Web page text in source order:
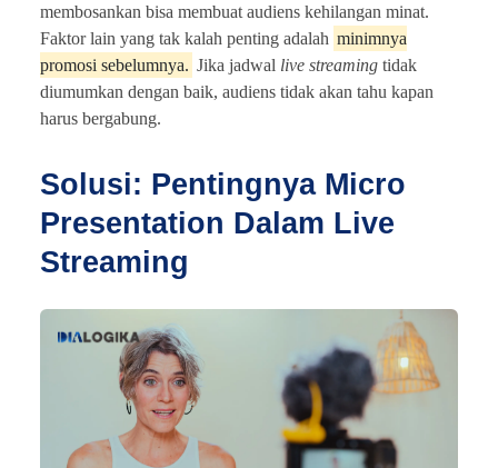
membosankan bisa membuat audiens kehilangan minat.
Faktor lain yang tak kalah penting adalah minimnya
promosi sebelumnya. Jika jadwal live streaming tidak
diumumkan dengan baik, audiens tidak akan tahu kapan
harus bergabung.
Solusi: Pentingnya Micro
Presentation Dalam Live
Streaming